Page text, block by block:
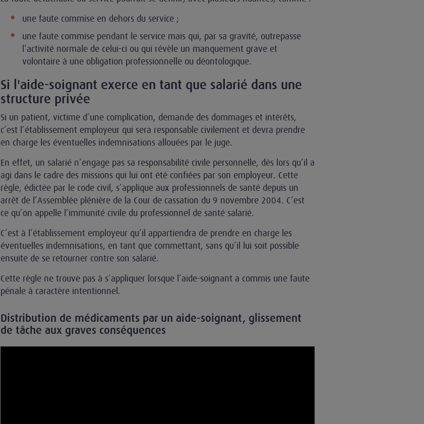
une faute commise en dehors du service ;
une faute commise pendant le service mais qui, par sa gravité, outrepasse
l’activité normale de celui-ci ou qui révèle un manquement grave et
volontaire à une obligation professionnelle ou déontologique.
Si l'aide-soignant exerce en tant que salarié dans une
structure privée
Si un patient, victime d’une complication, demande des dommages et intérêts,
c’est l’établissement employeur qui sera responsable civilement et devra prendre
en charge les éventuelles indemnisations allouées par le juge.
En effet, un salarié n’engage pas sa responsabilité civile personnelle, dès lors qu’il a
agi dans le cadre des missions qui lui ont été confiées par son employeur. Cette
règle, édictée par le code civil, s’applique aux professionnels de santé depuis un
arrêt de l’Assemblée plénière de la Cour de cassation du 9 novembre 2004. C’est
ce qu’on appelle l’immunité civile du professionnel de santé salarié.
C’est à l’établissement employeur qu’il appartiendra de prendre en charge les
éventuelles indemnisations, en tant que commettant, sans qu’il lui soit possible
ensuite de se retourner contre son salarié.
Cette règle ne trouve pas à s’appliquer lorsque l’aide-soignant a commis une faute
pénale à caractère intentionnel.
Distribution de médicaments par un aide-soignant, glissement
de tâche aux graves conséquences